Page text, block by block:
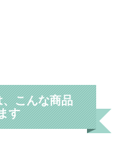
こんな商品
す